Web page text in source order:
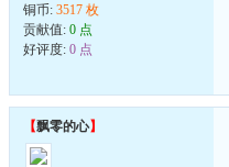
铜币: 3517 枚
贡献值: 0 点
好评度: 0 点
【飘零的心】